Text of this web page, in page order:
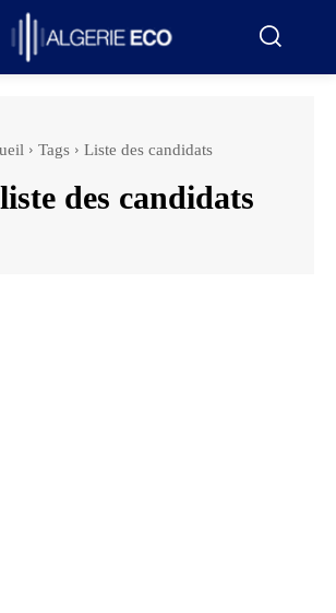
Tags Liste des candidats
liste des candidats